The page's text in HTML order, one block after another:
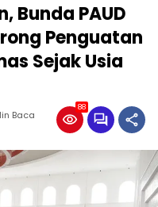
Bunda PAUD
Penguatan
Sejak Usia
Baca
88